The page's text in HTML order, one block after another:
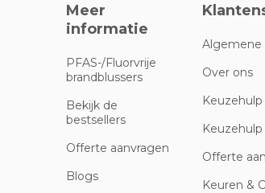
Meer
informatie
PFAS-/Fluorvrije
brandblussers
Bekijk de
bestsellers
Offerte aanvragen
Blogs
Algemene
Over ons
Offerte
Keuren &